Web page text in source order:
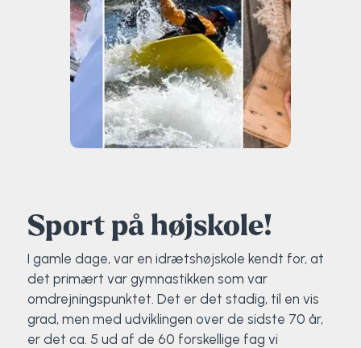
Sport på højskole!
I gamle dage, var en idrætshøjskole kendt for, at
det primært var gymnastikken som var
omdrejningspunktet. Det er det stadig, til en vis
grad, men med udviklingen over de sidste 70 år,
er det ca. 5 ud af de 60 forskellige fag vi